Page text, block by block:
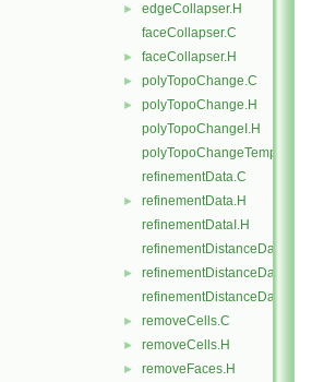
►
edgeCollapser.H
faceCollapser.C
► faceCollapser.H
► polyTopoChange.C
►
polyTopoChange.H
polyTopoChangeI.H
polyTopoChangeTemplates.C
refinementData.C
►
refinementData.H
refinementDataI.H
refinementDistanceData.C
►
refinementDistanceData.H
refinementDistanceDataI.H
► removeCells.C
► removeCells.H
► removeFaces.H